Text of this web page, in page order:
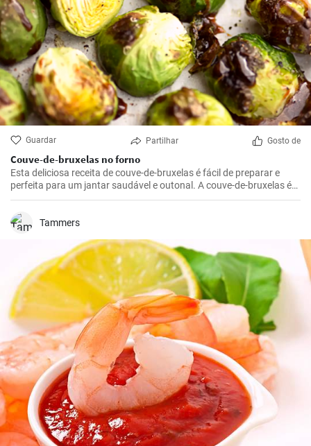
Guardar Partilhar Gosto de
Couve-de-bruxelas no forno
Esta deliciosa receita de couve-de-bruxelas é fácil de preparar e
perfeita para um jantar saudável e outonal. A couve-de-bruxelas é
temperada com azeite, sal e pimenta e assada no forno até ficar
Tammers